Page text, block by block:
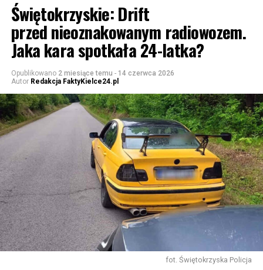
Świętokrzyskie: Drift
przed nieoznakowanym radiowozem.
Jaka kara spotkała 24-latka?
Opublikowano 2 miesiące temu - 14 czerwca 2026
Autor Redakcja FaktyKielce24.pl
fot. Świętokrzyska Policja